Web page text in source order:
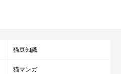
猫豆知識
猫マンガ